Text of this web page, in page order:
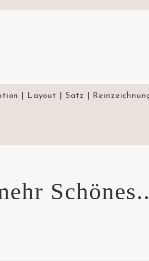
| Layout | Satz |